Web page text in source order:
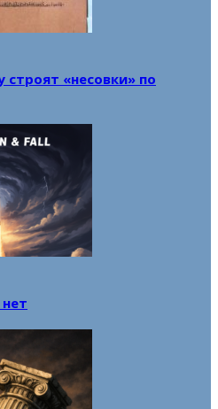
строят «несовки» по